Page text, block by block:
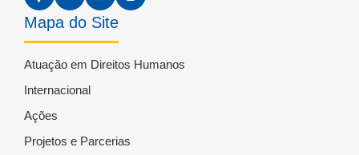
Mapa do Site
Atuação em Direitos Humanos
Internacional
Ações
Projetos e Parcerias